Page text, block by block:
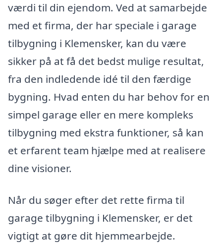
værdi til din ejendom. Ved at samarbejde
med et firma, der har speciale i garage
tilbygning i Klemensker, kan du være
sikker på at få det bedst mulige resultat,
fra den indledende idé til den færdige
bygning. Hvad enten du har behov for en
simpel garage eller en mere kompleks
tilbygning med ekstra funktioner, så kan
et erfarent team hjælpe med at realisere
dine visioner.
Når du søger efter det rette firma til
garage tilbygning i Klemensker, er det
vigtigt at gøre dit hjemmearbejde.